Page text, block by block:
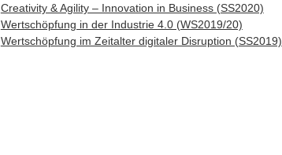
Creativity & Agility – Innovation in Business (SS2020)
Wertschöpfung in der Industrie 4.0 (WS2019/20)
Wertschöpfung im Zeitalter digitaler Disruption (SS2019)